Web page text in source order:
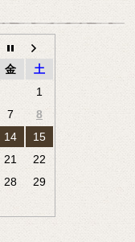
金
土
1
7
8
14
15
21
22
28
29